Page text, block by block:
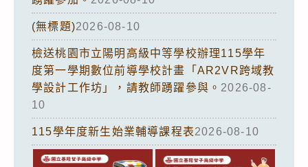
(無標題)2026-08-10
檢送桃園市立陽明高級中等學校辦理115學年
度第一學期數位前導學校計畫「AR2VR跨域教
學設計工作坊」，請教師踴躍參與。 2026-08-
10
115學年度新生始業輔導課程表2026-08-10